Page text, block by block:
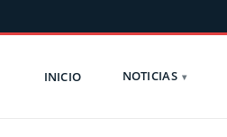
INICIO NOTICIAS